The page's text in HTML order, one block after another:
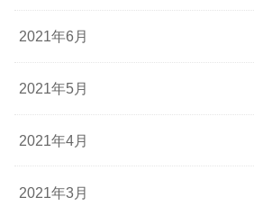
2021年6月
2021年5月
2021年4月
2021年3月